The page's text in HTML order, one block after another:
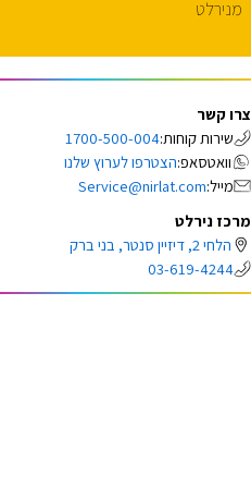
מנירלט
צרו קשר
שירות קוחות:1700-500-004
וואטסאפ:הצטרפו לערוץ שלנו
מייל:Service@nirlat.com
מרכז נירלט
הלחי 2, דיזיין סנטר, בני ברק
03-619-4244